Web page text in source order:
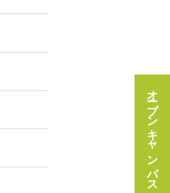
オープンキャンパス